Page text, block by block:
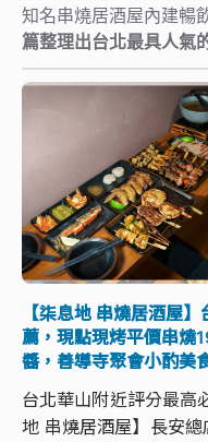
知名串燒居酒屋內建暢
篇整理出台北最具人氣
【柒息地 串燒居酒屋
薦，現點現烤平價串燒
醬，善導寺聚會小酌美
台北華山附近評分最高
地 串燒居酒屋】長安